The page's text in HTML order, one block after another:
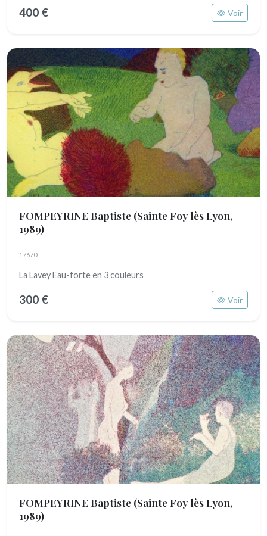
400 € Voir
FOMPEYRINE Baptiste (Sainte Foy lès Lyon,
1989)
17670
La Lavey Eau-forte en 3 couleurs
300 € Voir
FOMPEYRINE Baptiste (Sainte Foy lès Lyon,
1989)